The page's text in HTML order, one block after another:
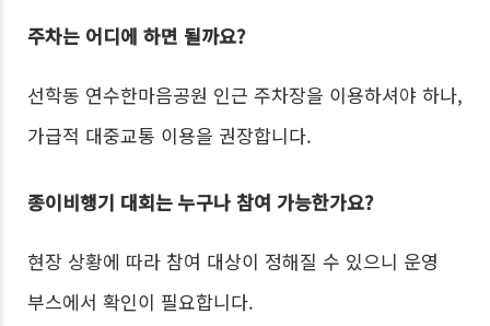
주차는 어디에 하면 될까요?
선학동 연수한마음공원 인근 주차장을 이용하셔야 하나,
가급적 대중교통 이용을 권장합니다.
종이비행기 대회는 누구나 참여 가능한가요?
현장 상황에 따라 참여 대상이 정해질 수 있으니 운영
부스에서 확인이 필요합니다.